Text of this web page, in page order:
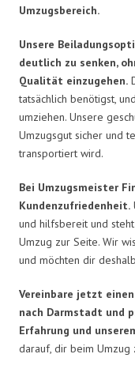
Umzugsbereich.
Unsere
deutlich zu senken,
Qualität einzugehen.
tatsächlich benötigst,
umziehen. Unsere
Umzugsgut sicher und
transportiert wird.
Bei Umzugsmeister
Kundenzufriedenheit.
und hilfsbereit und
Umzug zur Seite. Wir
und möchten dir
Vereinbare jetzt
nach Darmstadt und
Erfahrung und
darauf, dir beim Umzug